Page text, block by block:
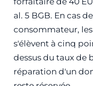
al. 5 BGB. En cas
consommateur,
s'élèvent à cinq
dessus du taux de
réparation d'un